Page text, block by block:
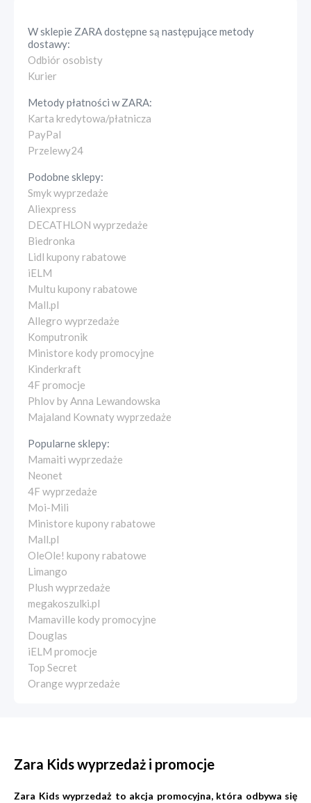
W sklepie ZARA dostępne są następujące metody
dostawy:
Odbiór osobisty
Kurier
Metody płatności wZARA:
Karta kredytowa/płatnicza
PayPal
Przelewy24
Podobne sklepy:
Smyk wyprzedaże
Aliexpress
DECATHLON wyprzedaże
Biedronka
Lidl kupony rabatowe
iELM
Multu kupony rabatowe
Mall.pl
Allegro wyprzedaże
Komputronik
Ministore kody promocyjne
Kinderkraft
4F promocje
Phlov by Anna Lewandowska
Majaland Kownaty wyprzedaże
Popularne sklepy:
Mamaiti wyprzedaże
Neonet
4F wyprzedaże
Moi-Mili
Ministore kupony rabatowe
Mall.pl
OleOle! kupony rabatowe
Limango
Plush wyprzedaże
megakoszulki.pl
Mamaville kody promocyjne
Douglas
iELM promocje
Top Secret
Orange wyprzedaże
Zara Kids wyprzedaż i promocje
Zara Kids wyprzedaż to akcja promocyjna, która odbywa się